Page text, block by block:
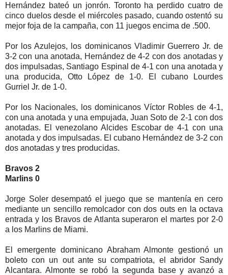
Hernández bateó un jonrón. Toronto ha perdido cuatro de
cinco duelos desde el miércoles pasado, cuando ostentó su
mejor foja de la campaña, con 11 juegos encima de .500.
Por los Azulejos, los dominicanos Vladimir Guerrero Jr. de
3-2 con una anotada, Hernández de 4-2 con dos anotadas y
dos impulsadas, Santiago Espinal de 4-1 con una anotada y
una producida, Otto López de 1-0. El cubano Lourdes
Gurriel Jr. de 1-0.
Por los Nacionales, los dominicanos Víctor Robles de 4-1,
con una anotada y una empujada, Juan Soto de 2-1 con dos
anotadas. El venezolano Alcides Escobar de 4-1 con una
anotada y dos impulsadas. El cubano Hernández de 3-2 con
dos anotadas y tres producidas.
Bravos 2
Marlins 0
Jorge Soler desempató el juego que se mantenía en cero
mediante un sencillo remolcador con dos outs en la octava
entrada y los Bravos de Atlanta superaron el martes por 2-0
a los Marlins de Miami.
El emergente dominicano Abraham Almonte gestionó un
boleto con un out ante su compatriota, el abridor Sandy
Alcantara. Almonte se robó la segunda base y avanzó a